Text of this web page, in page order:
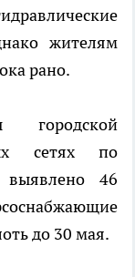
жителям
рано.
сетях по
выявлено 46
до 30 мая.